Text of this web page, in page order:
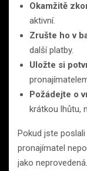
Okamžitě
aktivní.
Zrušte ho v
další platby.
Uložte si
Požádejte o
krátkou lhůtu,
Pokud jste
pronajímatel
jako